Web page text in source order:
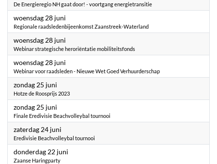
De Energieregio NH gaat door! - voortgang energietransitie
woensdag 28 juni
Regionale raadsledenbijeenkomst Zaanstreek-Waterland
woensdag 28 juni
Webinar strategische heroriëntatie mobiliteitsfonds
woensdag 28 juni
Webinar voor raadsleden - Nieuwe Wet Goed Verhuurderschap
zondag 25 juni
Hotze de Roosprijs 2023
zondag 25 juni
Finale Eredivisie Beachvolleybal tournooi
zaterdag 24 juni
Eredivisie Beachvolleybal tournooi
donderdag 22 juni
Zaanse Haringparty